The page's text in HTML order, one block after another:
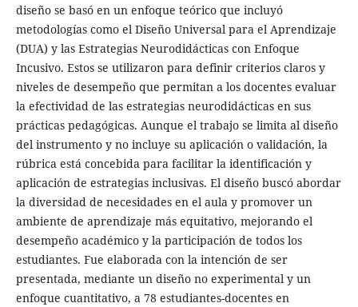
diseño se basó en un enfoque teórico que incluyó
metodologías como el Diseño Universal para el Aprendizaje
(DUA) y las Estrategias Neurodidácticas con Enfoque
Incusivo. Estos se utilizaron para definir criterios claros y
niveles de desempeño que permitan a los docentes evaluar
la efectividad de las estrategias neurodidácticas en sus
prácticas pedagógicas. Aunque el trabajo se limita al diseño
del instrumento y no incluye su aplicación o validación, la
rúbrica está concebida para facilitar la identificación y
aplicación de estrategias inclusivas. El diseño buscó abordar
la diversidad de necesidades en el aula y promover un
ambiente de aprendizaje más equitativo, mejorando el
desempeño académico y la participación de todos los
estudiantes. Fue elaborada con la intención de ser
presentada, mediante un diseño no experimental y un
enfoque cuantitativo, a 78 estudiantes-docentes en